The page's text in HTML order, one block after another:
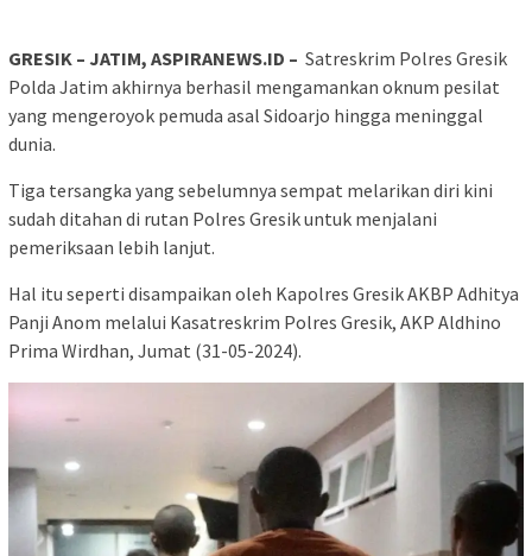
GRESIK – JATIM, ASPIRANEWS.ID – Satreskrim Polres Gresik
Polda Jatim akhirnya berhasil mengamankan oknum pesilat
yang mengeroyok pemuda asal Sidoarjo hingga meninggal
dunia.
Tiga tersangka yang sebelumnya sempat melarikan diri kini
sudah ditahan di rutan Polres Gresik untuk menjalani
pemeriksaan lebih lanjut.
Hal itu seperti disampaikan oleh Kapolres Gresik AKBP Adhitya
Panji Anom melalui Kasatreskrim Polres Gresik, AKP Aldhino
Prima Wirdhan, Jumat (31-05-2024).